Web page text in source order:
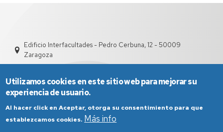
Edificio Interfacultades - Pedro Cerbuna, 12 - 50009
Zaragoza
Utilizamos cookies en este sitio web para mejorar su
experiencia de usuario.
Al hacer click en Aceptar, otorga su consentimiento para que
establezcamos cookies. Más info